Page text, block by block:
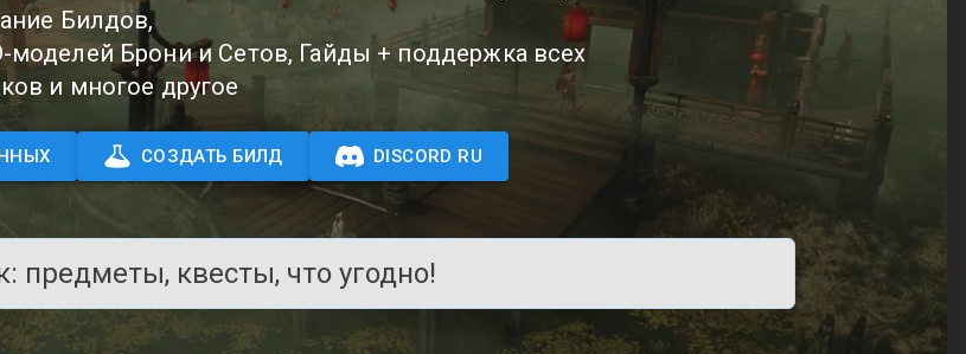
Билдов,
моделей Брони и Сетов, Гайды + поддержка всех
и многое другое
СОЗДАТЬ БИЛД DISCORD RU
предметы, квесты, что угодно!